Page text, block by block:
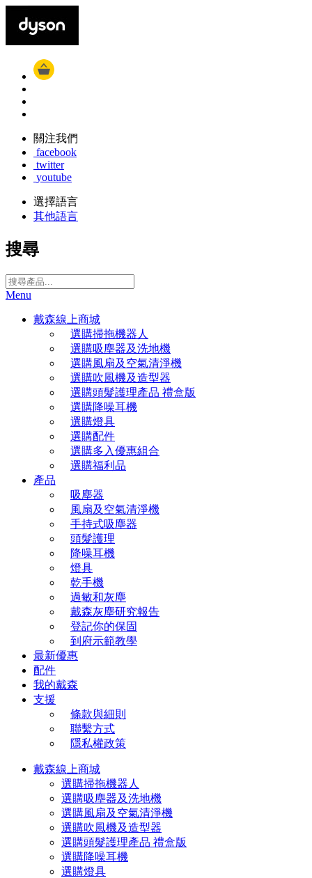
關注我們
facebook
twitter
youtube
選擇語言
其他語言
搜尋
Menu
戴森線上商城
選購掃拖機器人
選購吸塵器及洗地機
選購風扇及空氣清淨機
選購吹風機及造型器
選購頭髮護理產品 禮盒版
選購降噪耳機
選購燈具
選購配件
選購多入優惠組合
選購福利品
產品
吸塵器
風扇及空氣清淨機
手持式吸塵器
頭髮護理
降噪耳機
燈具
乾手機
過敏和灰塵
戴森灰塵研究報告
登記你的保固
到府示範教學
最新優惠
配件
我的戴森
支援
條款與細則
聯繫方式
隱私權政策
戴森線上商城
選購掃拖機器人
選購吸塵器及洗地機
選購風扇及空氣清淨機
選購吹風機及造型器
選購頭髮護理產品 禮盒版
選購降噪耳機
選購燈具